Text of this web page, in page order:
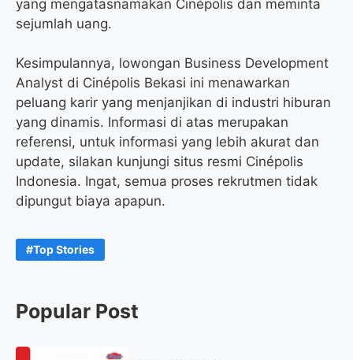
yang mengatasnamakan Cinépolis dan meminta
sejumlah uang.
Kesimpulannya, lowongan Business Development
Analyst di Cinépolis Bekasi ini menawarkan
peluang karir yang menjanjikan di industri hiburan
yang dinamis. Informasi di atas merupakan
referensi, untuk informasi yang lebih akurat dan
update, silakan kunjungi situs resmi Cinépolis
Indonesia. Ingat, semua proses rekrutmen tidak
dipungut biaya apapun.
Top Stories
Popular Post